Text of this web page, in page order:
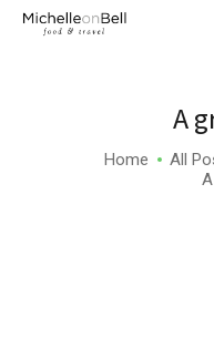
A
Home All